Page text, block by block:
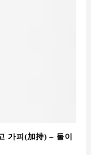
가피(加持) – 돌이